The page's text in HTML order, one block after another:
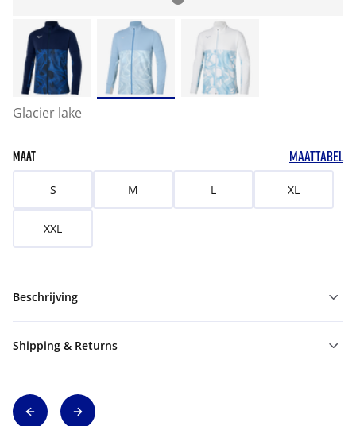
Glacier lake
MAAT MAATTABEL
S M L XL
XXL
Beschrijving
Shipping & Returns